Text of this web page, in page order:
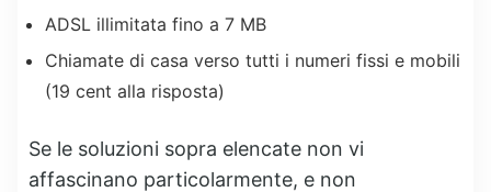
ADSL illimitata fino a 7 MB
Chiamate di casa verso tutti i numeri fissi e mobili
(19 cent alla risposta)
Se le soluzioni sopra elencate non vi
affascinano particolarmente, e non